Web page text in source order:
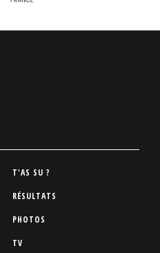
T'AS SU ?
RÉSULTATS
PHOTOS
TV